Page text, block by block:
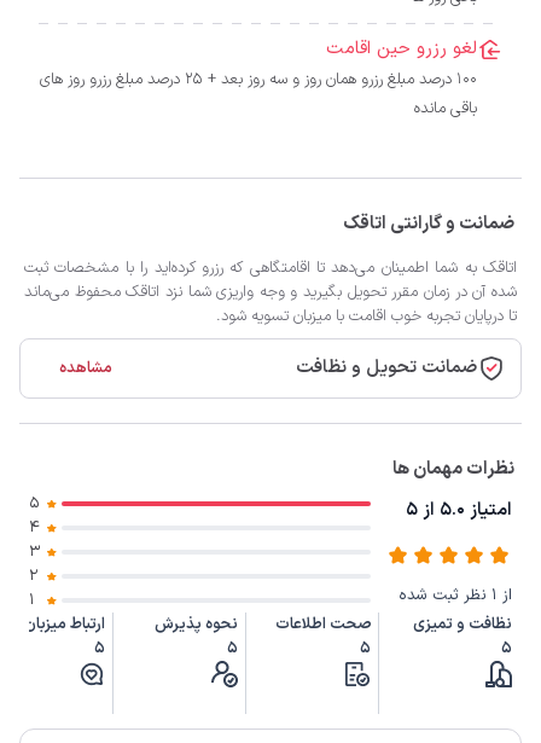
لغو رزرو حین اقامت
100 درصد مبلغ رزرو همان روز و سه روز بعد + 25 درصد مبلغ رزرو روز های
باقی مانده
ضمانت و گارانتی اتاقک
اتاقک به شما اطمینان می‌دهد تا اقامتگاهی که رزرو کرده‌اید را با مشخصات ثبت
شده آن در زمان مقرر تحویل بگیرید و وجه واریزی شما نزد اتاقک محفوظ می‌ماند
تا درپایان تجربه خوب اقامت با میزبان تسویه شود.
ضمانت تحویل و نظافت مشاهده
نظرات مهمان ها
امتیاز 5.0 از 5
از 1 نظر ثبت شده
5
4
3
2
1
نظافت و تمیزی
5
صحت اطلاعات
5
نحوه پذیرش
5
ارتباط میزبان
5